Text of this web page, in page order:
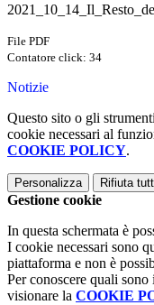
File PDF
Contatore click: 34
Notizie
Questo sito o gli
cookie necessari al
COOKIE POLICY.
Personalizza Rifiuta
Gestione cookie
In questa schermata è
I cookie necessari sono
piattaforma e non è
Per conoscere quali
visionare la COOKIE